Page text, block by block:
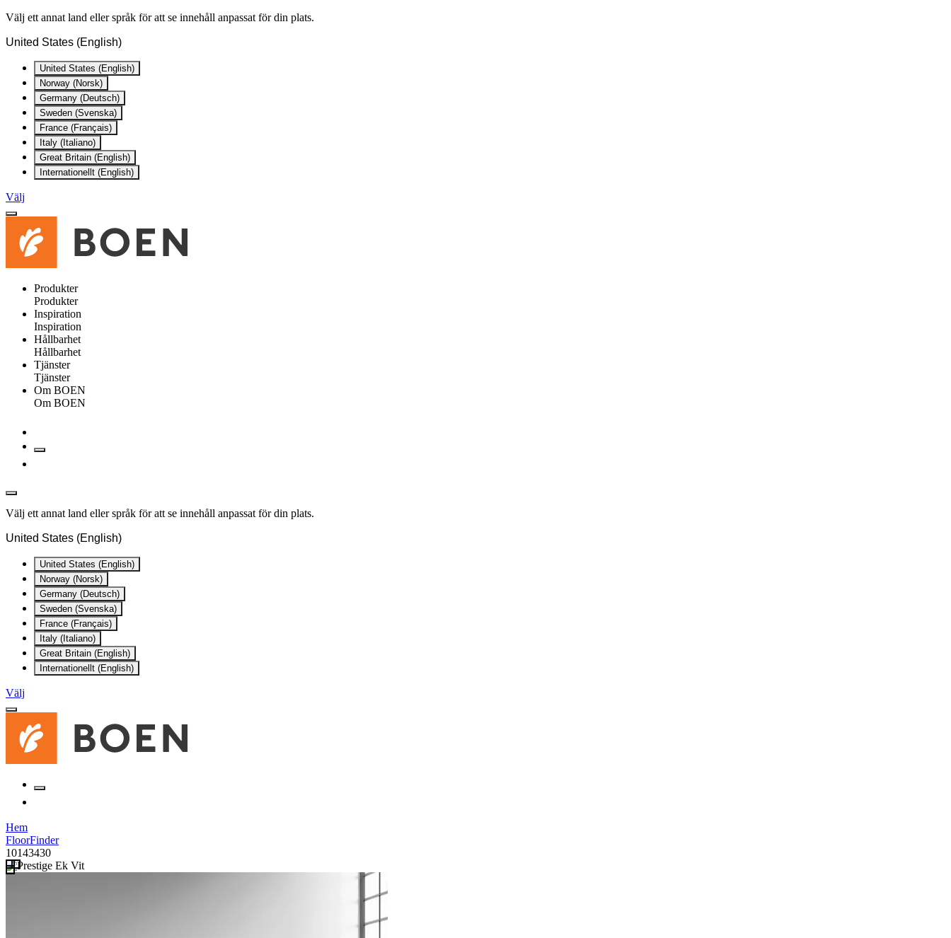
Välj ett annat land eller språk för att se innehåll anpassat för din plats.
United States (English)
United States (English)
Norway (Norsk)
Germany (Deutsch)
Sweden (Svenska)
France (Français)
Italy (Italiano)
Great Britain (English)
Internationellt (English)
Välj
Produkter
Produkter
Inspiration
Inspiration
Hållbarhet
Hållbarhet
Tjänster
Tjänster
Om BOEN
Om BOEN
Välj ett annat land eller språk för att se innehåll anpassat för din plats.
United States (English)
United States (English)
Norway (Norsk)
Germany (Deutsch)
Sweden (Svenska)
France (Français)
Italy (Italiano)
Great Britain (English)
Internationellt (English)
Välj
Hem
FloorFinder
10143430